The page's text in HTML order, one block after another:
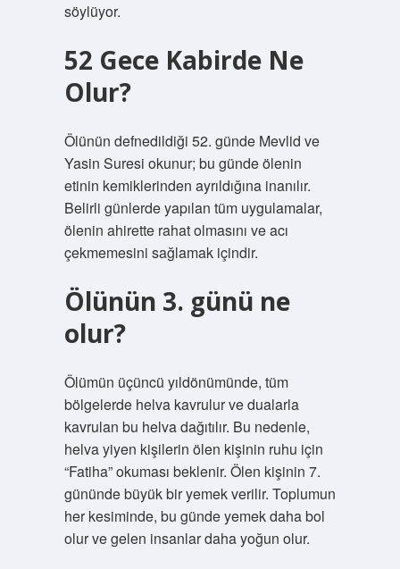
söylüyor.
52 Gece Kabirde Ne
Olur?
Ölünün defnedildiği 52. günde Mevlid ve
Yasin Suresi okunur; bu günde ölenin
etinin kemiklerinden ayrıldığına inanılır.
Belirli günlerde yapılan tüm uygulamalar,
ölenin ahirette rahat olmasını ve acı
çekmemesini sağlamak içindir.
Ölünün 3. günü ne
olur?
Ölümün üçüncü yıldönümünde, tüm
bölgelerde helva kavrulur ve dualarla
kavrulan bu helva dağıtılır. Bu nedenle,
helva yiyen kişilerin ölen kişinin ruhu için
“Fatiha” okuması beklenir. Ölen kişinin 7.
gününde büyük bir yemek verilir. Toplumun
her kesiminde, bu günde yemek daha bol
olur ve gelen insanlar daha yoğun olur.